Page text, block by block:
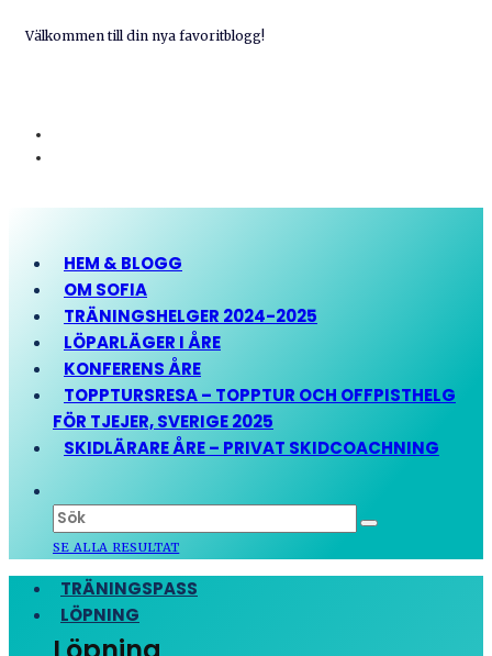
Välkommen till din nya favoritblogg!
HEM & BLOGG
OM SOFIA
TRÄNINGSHELGER 2024-2025
LÖPARLÄGER I ÅRE
KONFERENS ÅRE
TOPPTURSRESA – TOPPTUR OCH OFFPISTHELG
FÖR TJEJER, SVERIGE 2025
SKIDLÄRARE ÅRE – PRIVAT SKIDCOACHNING
SE ALLA RESULTAT
TRÄNINGSPASS
LÖPNING